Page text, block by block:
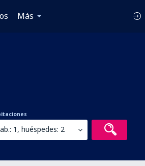
Más
1, huéspedes: 2